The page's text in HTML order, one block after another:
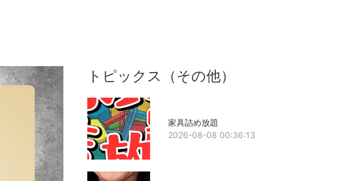
トピックス（その他）
家具詰め放題
2026-08-08 00:36:13